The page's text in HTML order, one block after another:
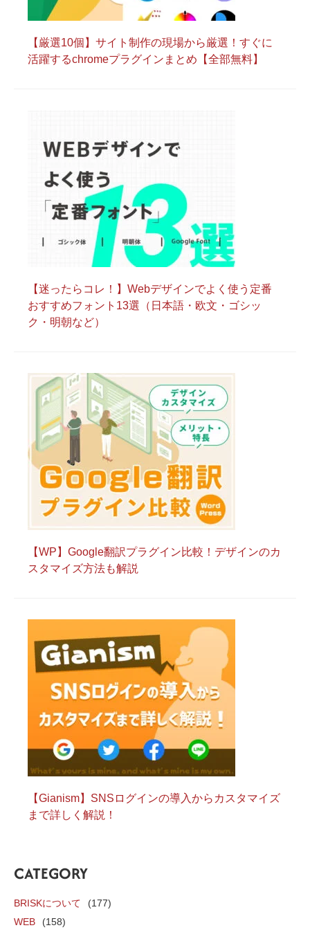
【厳選10個】サイト制作の現場から厳選！すぐに
活躍するchromeプラグインまとめ【全部無料】
【迷ったらコレ！】Webデザインでよく使う定番
おすすめフォント13選（日本語・欧文・ゴシッ
ク・明朝など）
【WP】Google翻訳プラグイン比較！デザインのカ
スタマイズ方法も解説
【Gianism】SNSログインの導入からカスタマイズ
まで詳しく解説！
CATEGORY
BRISKについて
(177)
WEB
(158)